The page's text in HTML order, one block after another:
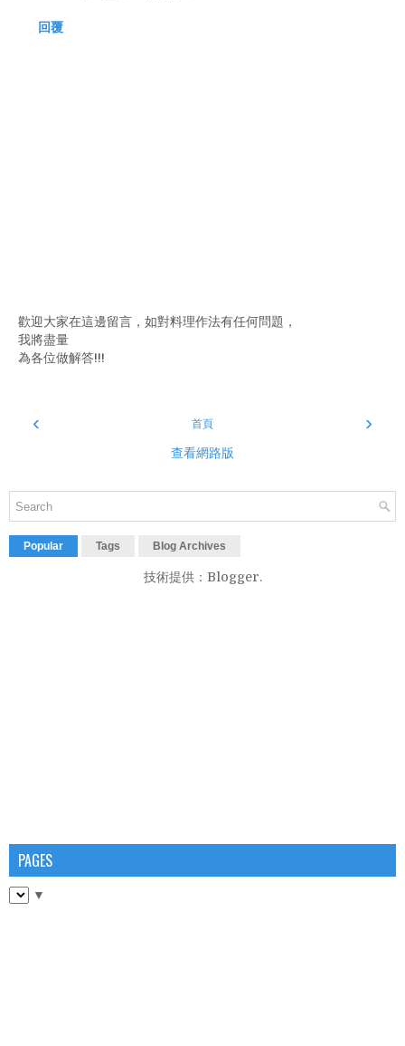
回覆
歡迎大家在這邊留言，如對料理作法有任何問題，
我將盡量
為各位做解答!!!
‹ ›
首頁
查看網路版
Popular Tags Blog Archives
技術提供： Blogger.
PAGES
▼